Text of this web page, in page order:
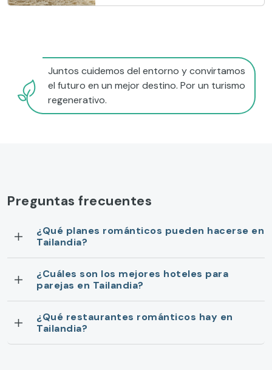
Juntos cuidemos del entorno y convirtamos
el futuro en un mejor destino. Por un turismo
regenerativo.
Preguntas frecuentes
¿Qué planes románticos pueden hacerse en
Tailandia?
¿Cuáles son los mejores hoteles para
parejas en Tailandia?
¿Qué restaurantes románticos hay en
Tailandia?